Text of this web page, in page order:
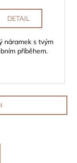
DETAIL
náramek s tvým
příběhem.